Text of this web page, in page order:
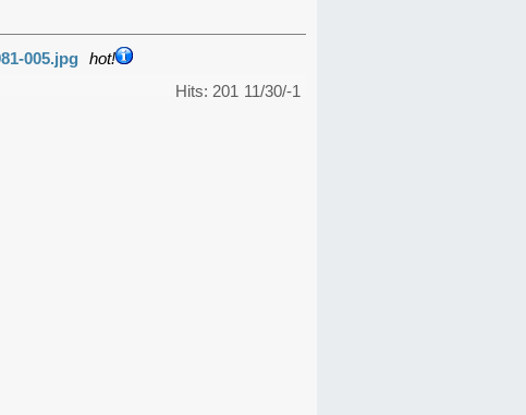
005.jpg hot!
11/30/-1
Hits: 201